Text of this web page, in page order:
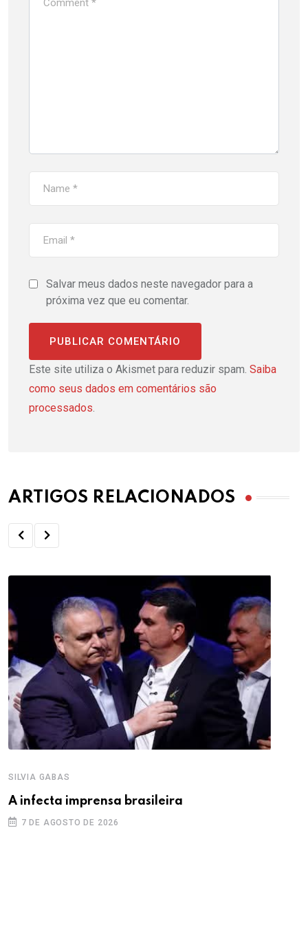
Salvar meus dados neste navegador para a
próxima vez que eu comentar.
Este site utiliza o Akismet para reduzir spam. Saiba
como seus dados em comentários são
processados
ARTIGOS RELACIONADOS
SILVIA GABAS
A infecta imprensa brasileira
7 DE AGOSTO DE 2026